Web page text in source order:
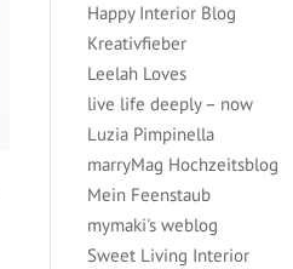
Happy Interior Blog
Kreativfieber
Leelah Loves
live life deeply – now
Luzia Pimpinella
marryMag Hochzeitsblog
Mein Feenstaub
mymaki's weblog
Sweet Living Interior